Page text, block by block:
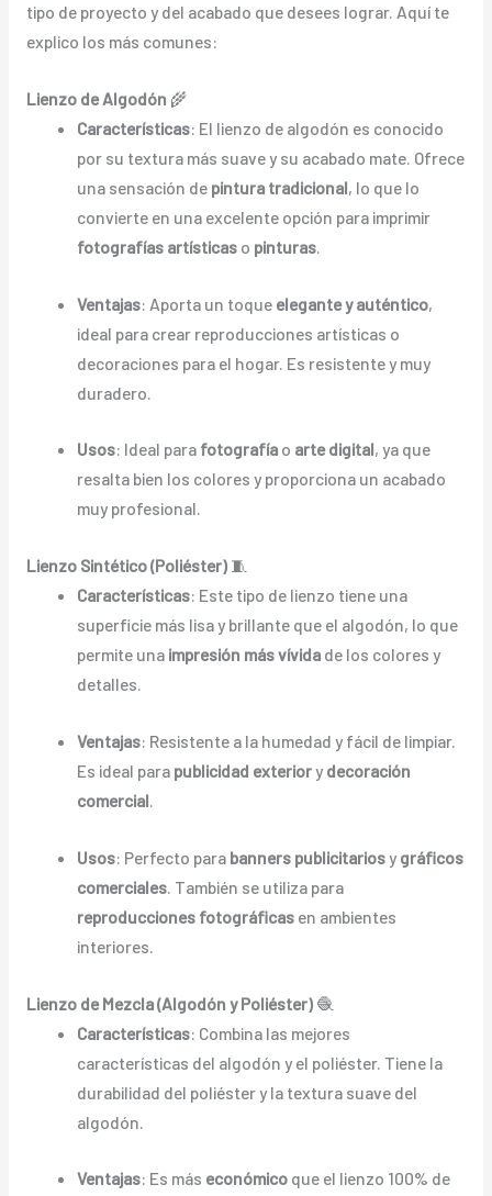
tipo de proyecto y del acabado que desees lograr. Aquí te
explico los más comunes:
Lienzo de Algodón 🌾
Características: El lienzo de algodón es conocido
por su textura más suave y su acabado mate. Ofrece
una sensación de pintura tradicional, lo que lo
convierte en una excelente opción para imprimir
fotografías artísticas o pinturas
Ventajas: Aporta un toque elegante y auténtico,
ideal para crear reproducciones artísticas o
decoraciones para el hogar. Es resistente y muy
duradero.
Usos: Ideal para fotografía o arte digital, ya que
resalta bien los colores y proporciona un acabado
muy profesional.
Lienzo Sintético (Poliéster)🧵
Características: Este tipo de lienzo tiene una
superficie más lisa y brillante que el algodón, lo que
permite una impresión más vívida de los colores y
detalles.
Ventajas: Resistente a la humedad y fácil de limpiar.
Es ideal para publicidad exteriory decoración
comercial.
Usos: Perfecto para banners publicitariosy gráficos
comerciales . También se utiliza para
reproducciones fotográficas en ambientes
interiores.
Lienzo de Mezcla (Algodón y Poliéster)🧶
Características: Combina las mejores
características del algodón y el poliéster. Tiene la
durabilidad del poliéster y la textura suave del
algodón.
Ventajas: Es más económico que el lienzo 100% de